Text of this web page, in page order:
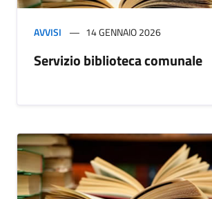
AVVISI 14 GENNAIO 2026
Servizio biblioteca comunale